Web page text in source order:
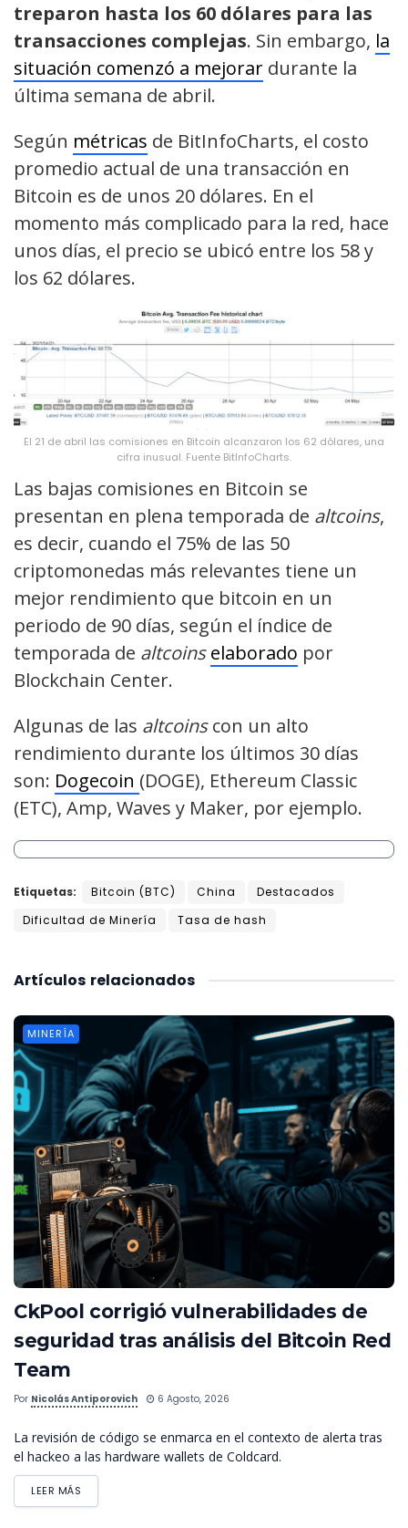
treparon hasta los 60 dólares para las
transacciones complejas. Sin embargo, la
situación comenzó a mejorar durante la
última semana de abril.
Según métricas de BitInfoCharts, el costo
promedio actual de una transacción en
Bitcoin es de unos 20 dólares. En el
momento más complicado para la red, hace
unos días, el precio se ubicó entre los 58 y
los 62 dólares.
El 21 de abril las comisiones en Bitcoin alcanzaron los 62 dólares, una
cifra inusual. Fuente BitInfoCharts.
Las bajas comisiones en Bitcoin se
presentan en plena temporada de altcoins,
es decir, cuando el 75% de las 50
criptomonedas más relevantes tiene un
mejor rendimiento que bitcoin en un
periodo de 90 días, según el índice de
temporada de altcoins elaborado por
Blockchain Center.
Algunas de las altcoinscon un alto
rendimiento durante los últimos 30 días
son: Dogecoin (DOGE), Ethereum Classic
(ETC), Amp, Waves y Maker, por ejemplo.
Etiquetas: Bitcoin (BTC) China
Destacados
Dificultad de Minería
Tasa de hash
relacionados
Artículos
MINERÍA
CkPool corrigió vulnerabilidades de
seguridad tras análisis del Bitcoin Red
Team
Por Nicolás Antiporovich 6 Agosto, 2026
La revisión de código se enmarca en el contexto de alerta tras
el hackeo a las hardware wallets de Coldcard.
LEER MÁS